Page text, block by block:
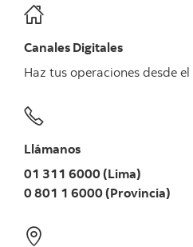
Canales Digitales
Haz tus operaciones desde el
Llámanos
01 311 6000 (Lima)
0 801 1 6000 (Provincia)